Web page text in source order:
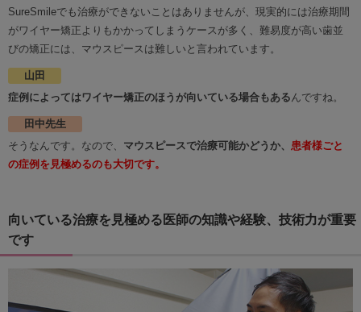
SureSmileでも治療ができないことはありませんが、現実的には治療期間
がワイヤー矯正よりもかかってしまうケースが多く、難易度が高い歯並
びの矯正には、マウスピースは難しいと言われています。
山田
症例によってはワイヤー矯正のほうが向いている場合もある んですね。
田中先生
そうなんです。なので、 マウスピースで治療可能かどうか、 患者様ごと
の症例を見極めるのも大切です。
向いている治療を見極める医師の知識や経験、技術力が重要
です